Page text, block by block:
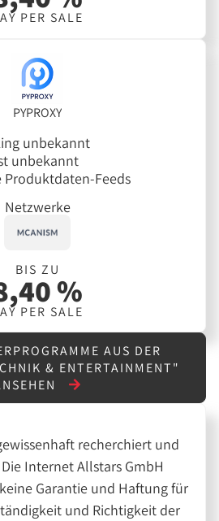
PER SALE
PYPROXY
unbekannt
unbekannt
Produktdaten-Feeds
Netzwerke
BIS ZU
%
PER SALE
AUS DER
& ENTERTAINMENT"
recherchiert und
Internet Allstars GmbH
Garantie und Haftung für
und Richtigkeit der